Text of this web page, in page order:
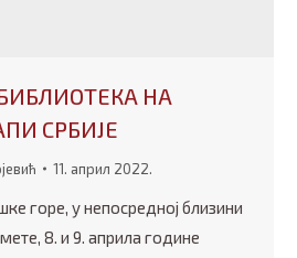
НА
СРБИЈЕ
11. април 2022.
горе, у непосредној близини
8. и 9. априла године